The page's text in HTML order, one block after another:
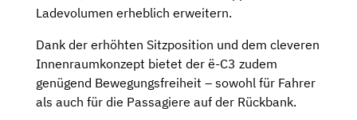
Ladevolumen erheblich erweitern.
Dank der erhöhten Sitzposition und dem cleveren
Innenraumkonzept bietet der ë-C3 zudem
genügend Bewegungsfreiheit – sowohl für Fahrer
als auch für die Passagiere auf der Rückbank.